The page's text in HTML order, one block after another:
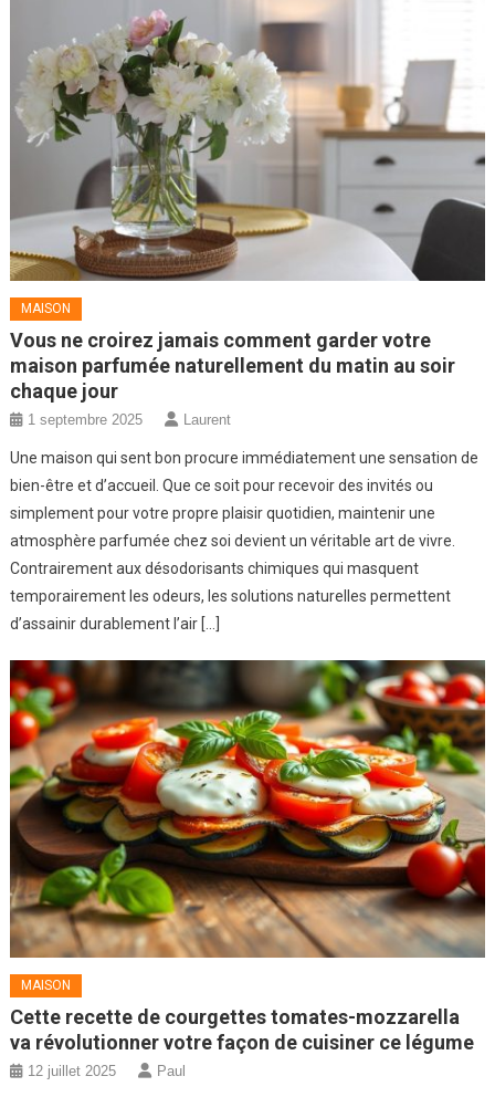
MAISON
Vous ne croirez jamais comment garder votre
maison parfumée naturellement du matin au soir
chaque jour
1 septembre 2025 Laurent
Une maison qui sent bon procure immédiatement une sensation de
bien-être et d’accueil. Que ce soit pour recevoir des invités ou
simplement pour votre propre plaisir quotidien, maintenir une
atmosphère parfumée chez soi devient un véritable art de vivre.
Contrairement aux désodorisants chimiques qui masquent
temporairement les odeurs, les solutions naturelles permettent
d’assainir durablement l’air […]
MAISON
Cette recette de courgettes tomates-mozzarella
va révolutionner votre façon de cuisiner ce légume
12 juillet 2025 Paul